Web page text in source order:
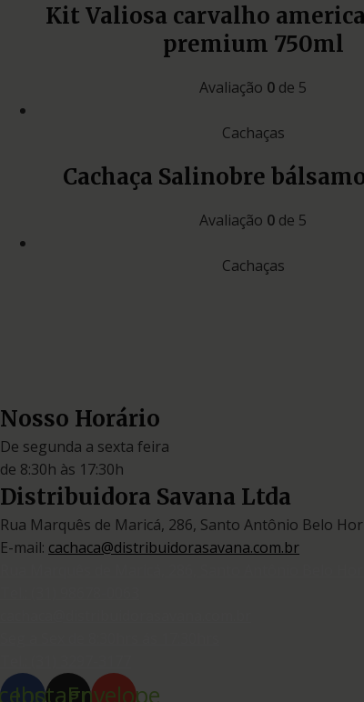
Kit Valiosa carvalho
premium 750ml
Avaliação 0 de 5
Cachaças
Cachaça Salinobre
Avaliação 0 de 5
Cachaças
Nosso Horário
De segunda a sexta feira
de 8:30h às 17:30h
Distribuidora Savana Ltda
Rua Marquês de Maricá, 286, Santo Antônio Belo
E-mail: cachaca@distribuidorasavana.com.br
Instagram
Envelope